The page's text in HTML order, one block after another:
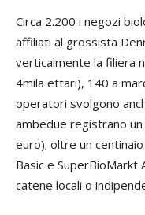
Circa 2.200 i negozi
affiliati al grossista
verticalmente la filiera
4mila ettari), 140 a
operatori svolgono
ambedue registrano
euro); oltre un
Basic e SuperBioMarkt
catene locali o